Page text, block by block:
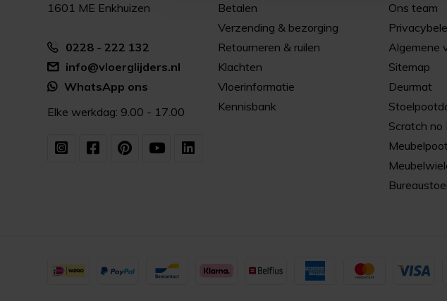
1601 ME Enkhuizen
0228 - 222 132
info@vloerglijders.nl
WhatsApp ons
Elke werkdag: 9.00 - 17.00
Betalen
Verzending & bezorging
Retourneren & ruilen
Klachten
Vloerinformatie
Kennisbank
Ons team
Algemene
Sitemap
Deurmat
Scratch